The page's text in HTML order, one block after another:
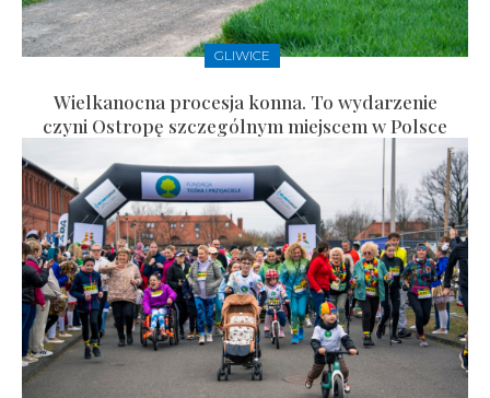
GLIWICE
Wielkanocna procesja konna. To wydarzenie
czyni Ostropę szczególnym miejscem w Polsce